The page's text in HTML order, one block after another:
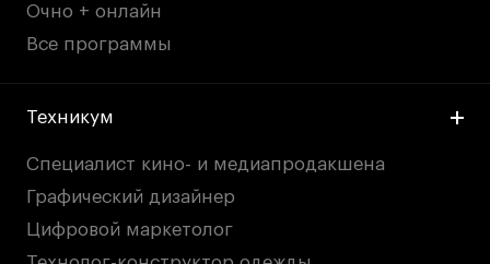
Очно + онлайн
Все программы
Техникум
Специалист кино- и медиапродакшена
Графический дизайнер
Цифровой маркетолог